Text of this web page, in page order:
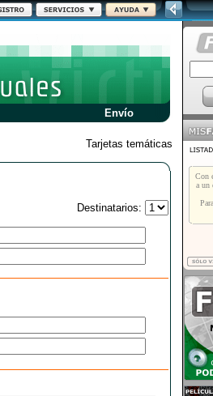
Envío
Tarjetas temáticas
Destinatarios: